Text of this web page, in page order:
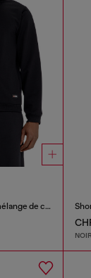
Sweat à capuche en mélange de coton gratté
NOIR